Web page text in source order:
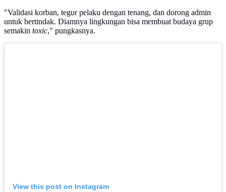
"Validasi korban, tegur pelaku dengan tenang, dan dorong admin
untuk bertindak. Diamnya lingkungan bisa membuat budaya grup
semakin toxic," pungkasnya.
View this post on Instagram